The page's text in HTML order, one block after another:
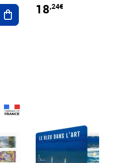
Ajouter au panier
18,24€